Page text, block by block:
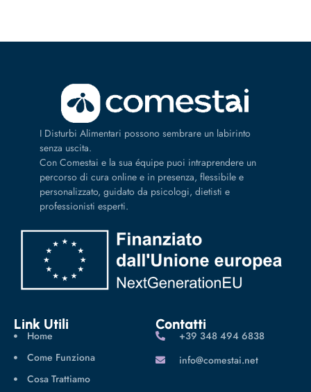
I Disturbi Alimentari possono sembrare un labirinto
senza uscita.
Con Comestai e la sua équipe puoi intraprendere un
percorso di cura online e in presenza, flessibile e
personalizzato, guidato da psicologi, dietisti e
professionisti esperti.
Link Utili
Home
Come Funziona
Cosa Trattiamo
Contatti
‪+39 348 494 6838
info@comestai.net